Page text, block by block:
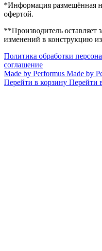
*Информация размещённая
офертой.
**Производитель оставляет
изменений в конструкцию
Политика обработки
соглашение
Made by Performus Made by
Перейти в корзину Перейти